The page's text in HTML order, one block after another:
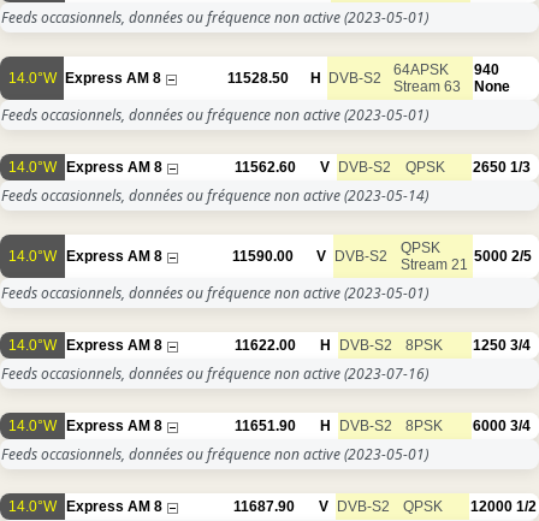
Feeds occasionnels, données ou fréquence non active(2023-05-01)
14.0°W Express AM 8 11528.50 H DVB-S2
64APSK
Stream 63
940
None
Feeds occasionnels, données ou fréquence non active(2023-05-01)
14.0°W Express AM 8 11562.60 V DVB-S2 QPSK 2650 1/3
Feeds occasionnels, données ou fréquence non active(2023-05-14)
14.0°W Express AM 8 11590.00 V DVB-S2
QPSK
Stream 21 5000 2/5
Feeds occasionnels, données ou fréquence non active(2023-05-01)
14.0°W Express AM 8 11622.00 H DVB-S2 8PSK 1250 3/4
Feeds occasionnels, données ou fréquence non active(2023-07-16)
14.0°W Express AM 8 11651.90 H DVB-S2 8PSK 6000 3/4
Feeds occasionnels, données ou fréquence non active(2023-05-01)
14.0°W Express AM 8 11687.90 V DVB-S2 QPSK 12000 1/2